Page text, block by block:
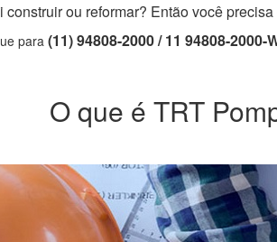
construir ou reformar? Então você
para (11) 94808-2000 / 11 94808-2000-
O que é TRT